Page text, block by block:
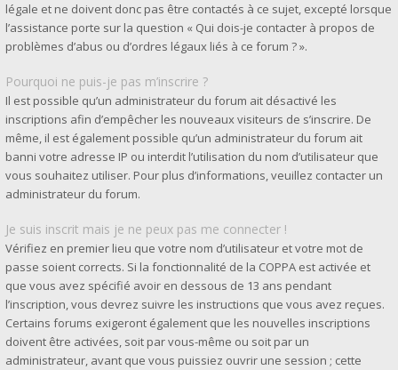
légale et ne doivent donc pas être contactés à ce sujet, excepté lorsque
l’assistance porte sur la question « Qui dois-je contacter à propos de
problèmes d’abus ou d’ordres légaux liés à ce forum ? ».
Pourquoi ne puis-je pas m’inscrire ?
Il est possible qu’un administrateur du forum ait désactivé les
inscriptions afin d’empêcher les nouveaux visiteurs de s’inscrire. De
même, il est également possible qu’un administrateur du forum ait
banni votre adresse IP ou interdit l’utilisation du nom d’utilisateur que
vous souhaitez utiliser. Pour plus d’informations, veuillez contacter un
administrateur du forum.
Je suis inscrit mais je ne peux pas me connecter !
Vérifiez en premier lieu que votre nom d’utilisateur et votre mot de
passe soient corrects. Si la fonctionnalité de la COPPA est activée et
que vous avez spécifié avoir en dessous de 13 ans pendant
l’inscription, vous devrez suivre les instructions que vous avez reçues.
Certains forums exigeront également que les nouvelles inscriptions
doivent être activées, soit par vous-même ou soit par un
administrateur, avant que vous puissiez ouvrir une session ; cette